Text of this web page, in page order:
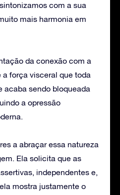
com a sua
mais harmonia em
da conexão com a
a força visceral que toda
acaba sendo bloqueada
a opressão
a abraçar essa natureza
Ela solicita que as
independentes e,
mostra justamente o